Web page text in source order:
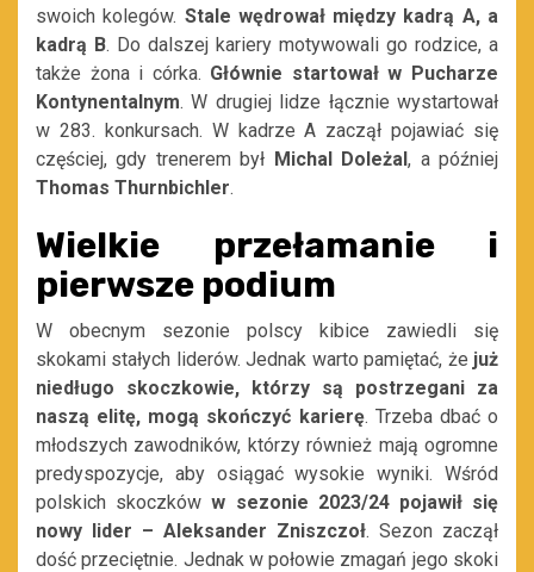
swoich kolegów. Stale wędrował między kadrą A, a
kadrą B. Do dalszej kariery motywowali go rodzice, a
także żona i córka. Głównie startował w Pucharze
Kontynentalnym. W drugiej lidze łącznie wystartował
w 283. konkursach. W kadrze A zaczął pojawiać się
częściej, gdy trenerem był Michal Doleżal, a później
Thomas Thurnbichler.
Wielkie przełamanie i
pierwsze podium
W obecnym sezonie polscy kibice zawiedli się
skokami stałych liderów. Jednak warto pamiętać, że już
niedługo skoczkowie, którzy są postrzegani za
naszą elitę, mogą skończyć karierę. Trzeba dbać o
młodszych zawodników, którzy również mają ogromne
predyspozycje, aby osiągać wysokie wyniki. Wśród
polskich skoczkóww sezonie 2023/24 pojawił się
nowy lider – Aleksander Zniszczoł. Sezon zaczął
dość przeciętnie. Jednak w połowie zmagań jego skoki